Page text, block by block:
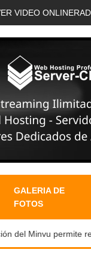
VIDEO ONLINE
GALERIA DE
FOTOS
Minvu permite